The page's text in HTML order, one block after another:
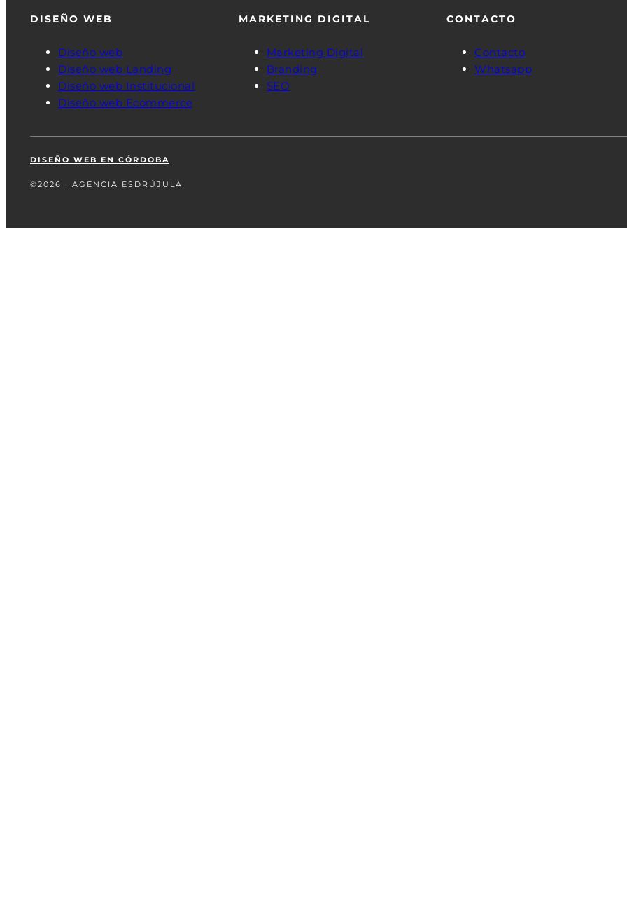
DISEÑO WEB
Diseño web
Diseño web Landing
Diseño web Institucional
Diseño web Ecommerce
MARKETING DIGITAL
Marketing Digital
Branding
SEO
CONTACTO
Contacto
Whatsapp
DISEÑO WEB EN CÓRDOBA
©2026 · AGENCIA ESDRÚJULA